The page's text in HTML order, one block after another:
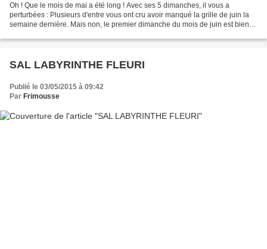
Oh ! Que le mois de mai a été long ! Avec ses 5 dimanches, il vous a
perturbées : Plusieurs d'entre vous ont cru avoir manqué la grille de juin la
semaine dernière. Mais non, le premier dimanche du mois de juin est bien
SAL LABYRINTHE FLEURI
Publié le 03/05/2015 à 09:42
Par Frimousse